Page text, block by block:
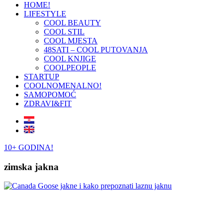
HOME!
LIFESTYLE
COOL BEAUTY
COOL STIL
COOL MJESTA
48SATI – COOL PUTOVANJA
COOL KNJIGE
COOLPEOPLE
STARTUP
COOLNOMENALNO!
SAMOPOMOĆ
ZDRAVI&FIT
10+ GODINA!
zimska jakna